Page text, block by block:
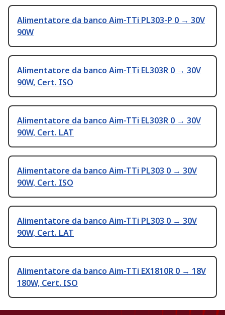
Alimentatore da banco Aim-TTi PL303-P 0 → 30V
90W
Alimentatore da banco Aim-TTi EL303R 0 → 30V
90W, Cert. ISO
Alimentatore da banco Aim-TTi EL303R 0 → 30V
90W, Cert. LAT
Alimentatore da banco Aim-TTi PL303 0 → 30V
90W, Cert. ISO
Alimentatore da banco Aim-TTi PL303 0 → 30V
90W, Cert. LAT
Alimentatore da banco Aim-TTi EX1810R 0 → 18V
180W, Cert. ISO